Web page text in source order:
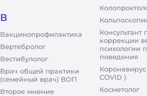
В
Вакцинопрофилактика
Вертебролог
Вестибулолог
Врач общей практики
(семейный врач) ВОП
Второе мнение
Консультант
коррекции
психологии
поведения
COVID )
Косметолог